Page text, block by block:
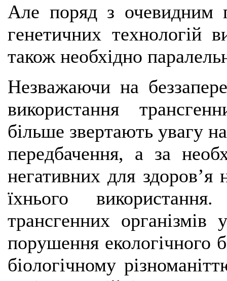
Але поряд з очевидним
генетичних технологій
також необхідно
Незважаючи на
використання
більше звертають увагу
передбачення, а за
негативних для здоров’я
їхнього
трансгенних
порушення екологічного
біологічному